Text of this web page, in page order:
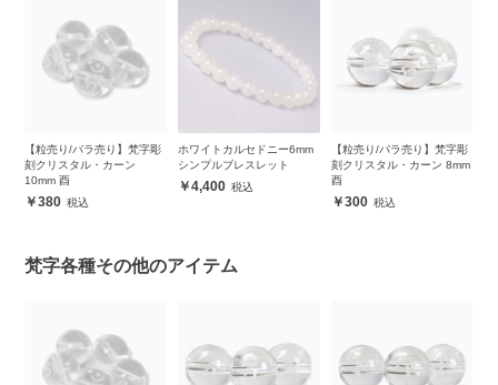
【粒売り/バラ売り】梵字彫
刻クリスタル・カーン
10mm 酉
380
ホワイトカルセドニー6mm
シンプルブレスレット
4,400
【粒売り/バラ売り】梵字彫
刻クリスタル・カーン 8mm
酉
300
梵字各種その他のアイテム